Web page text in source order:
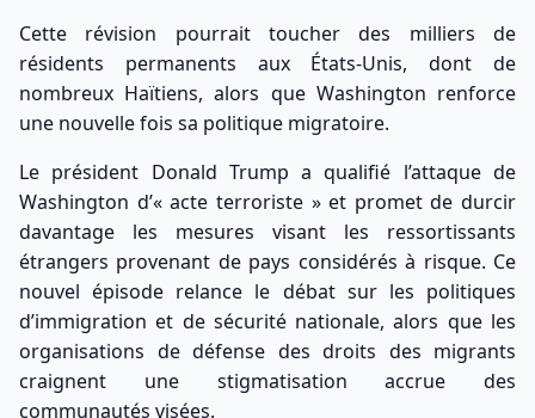
Cette révision pourrait toucher des milliers de
résidents permanents aux États-Unis, dont de
nombreux Haïtiens, alors que Washington renforce
une nouvelle fois sa politique migratoire.
Le président Donald Trump a qualifié l’attaque de
Washington d’« acte terroriste » et promet de durcir
davantage les mesures visant les ressortissants
étrangers provenant de pays considérés à risque. Ce
nouvel épisode relance le débat sur les politiques
d’immigration et de sécurité nationale, alors que les
organisations de défense des droits des migrants
craignent une stigmatisation accrue des
communautés visées.